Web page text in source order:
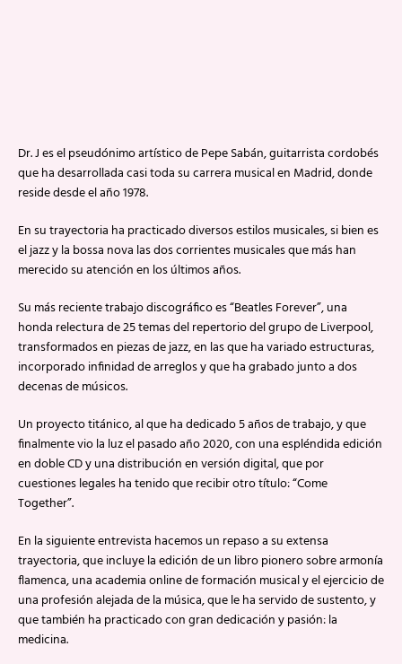
Dr. J es el pseudónimo artístico de Pepe Sabán, guitarrista cordobés
que ha desarrollada casi toda su carrera musical en Madrid, donde
reside desde el año 1978.
En su trayectoria ha practicado diversos estilos musicales, si bien es
el jazz y la bossa nova las dos corrientes musicales que más han
merecido su atención en los últimos años.
Su más reciente trabajo discográfico es “Beatles Forever”, una
honda relectura de 25 temas del repertorio del grupo de Liverpool,
transformados en piezas de jazz, en las que ha variado estructuras,
incorporado infinidad de arreglos y que ha grabado junto a dos
decenas de músicos.
Un proyecto titánico, al que ha dedicado 5 años de trabajo, y que
finalmente vio la luz el pasado año 2020, con una espléndida edición
en doble CD y una distribución en versión digital, que por
cuestiones legales ha tenido que recibir otro título: “Come
Together”.
En la siguiente entrevista hacemos un repaso a su extensa
trayectoria, que incluye la edición de un libro pionero sobre armonía
flamenca, una academia online de formación musical y el ejercicio de
una profesión alejada de la música, que le ha servido de sustento, y
que también ha practicado con gran dedicación y pasión: la
medicina.